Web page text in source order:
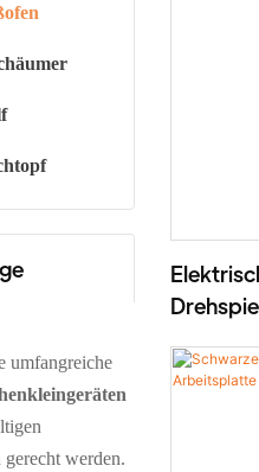
(300
umfangreiche
werden.